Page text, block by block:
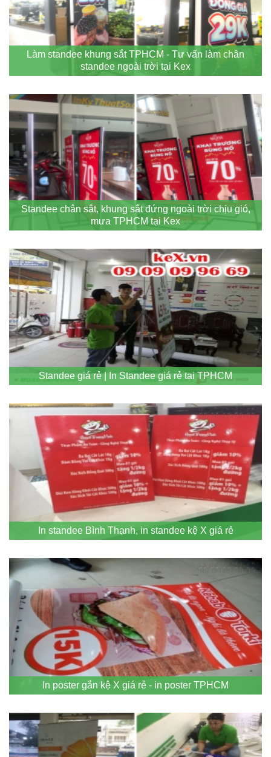
Làm standee khung sắt TPHCM - Tư vấn làm chân
standee ngoài trời tại Kex
Standee chân sắt, khung sắt đứng ngoài trời chịu gió,
mưa TPHCM tại Kex
Standee giá rẻ | In Standee giá rẻ tại TPHCM
In standee Bình Thạnh, in standee kệ X giá rẻ
In poster gắn kệ X giá rẻ - in poster TPHCM